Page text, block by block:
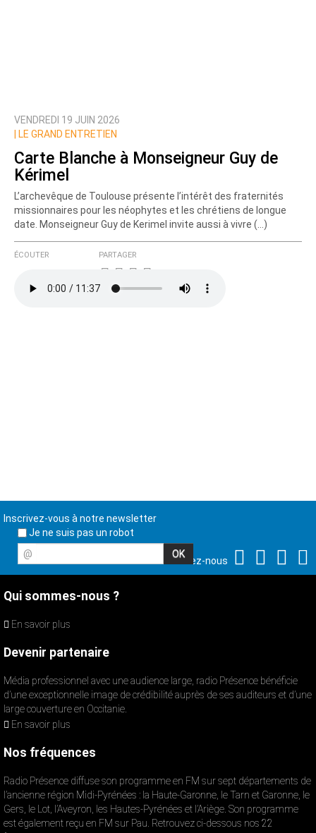
VENDREDI 19 JUIN 2026
LE GRAND ENTRETIEN
Carte Blanche à Monseigneur Guy de
Kérimel
L’archevêque de Toulouse présente l’intérêt des fraternités
missionnaires pour les néophytes et les chrétiens de longue
date. Monseigneur Guy de Kerimel invite aussi à vivre (…)
ÉCOUTER PARTAGER
Inscrivez-vous à notre newsletter
Je ne suis pas un robot
@
Suivez-nous
Qui sommes-nous ?
En savoir plus
Devenir partenaire
Média professionnel avec une audience large, radio Présence bénéficie
d’une exceptionnelle image de crédibilité auprès de ses auditeurs et d’une
large couverture en Occitanie.
En savoir plus
Nos fréquences
Radio Présence diffuse son programme en FM sur sept départements de
l’ancienne région Midi-Pyrénées : la Haute-Garonne, le Tarn et Garonne, le
Gers, le Lot, l’Aveyron, les Hautes-Pyrénées et l’Ariège. Son programme
est également reçu en FM sur Pau. Retrouvez ci-dessous nos 22